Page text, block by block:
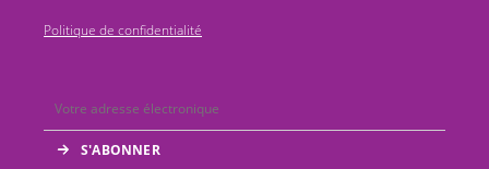
Politique de confidentialité